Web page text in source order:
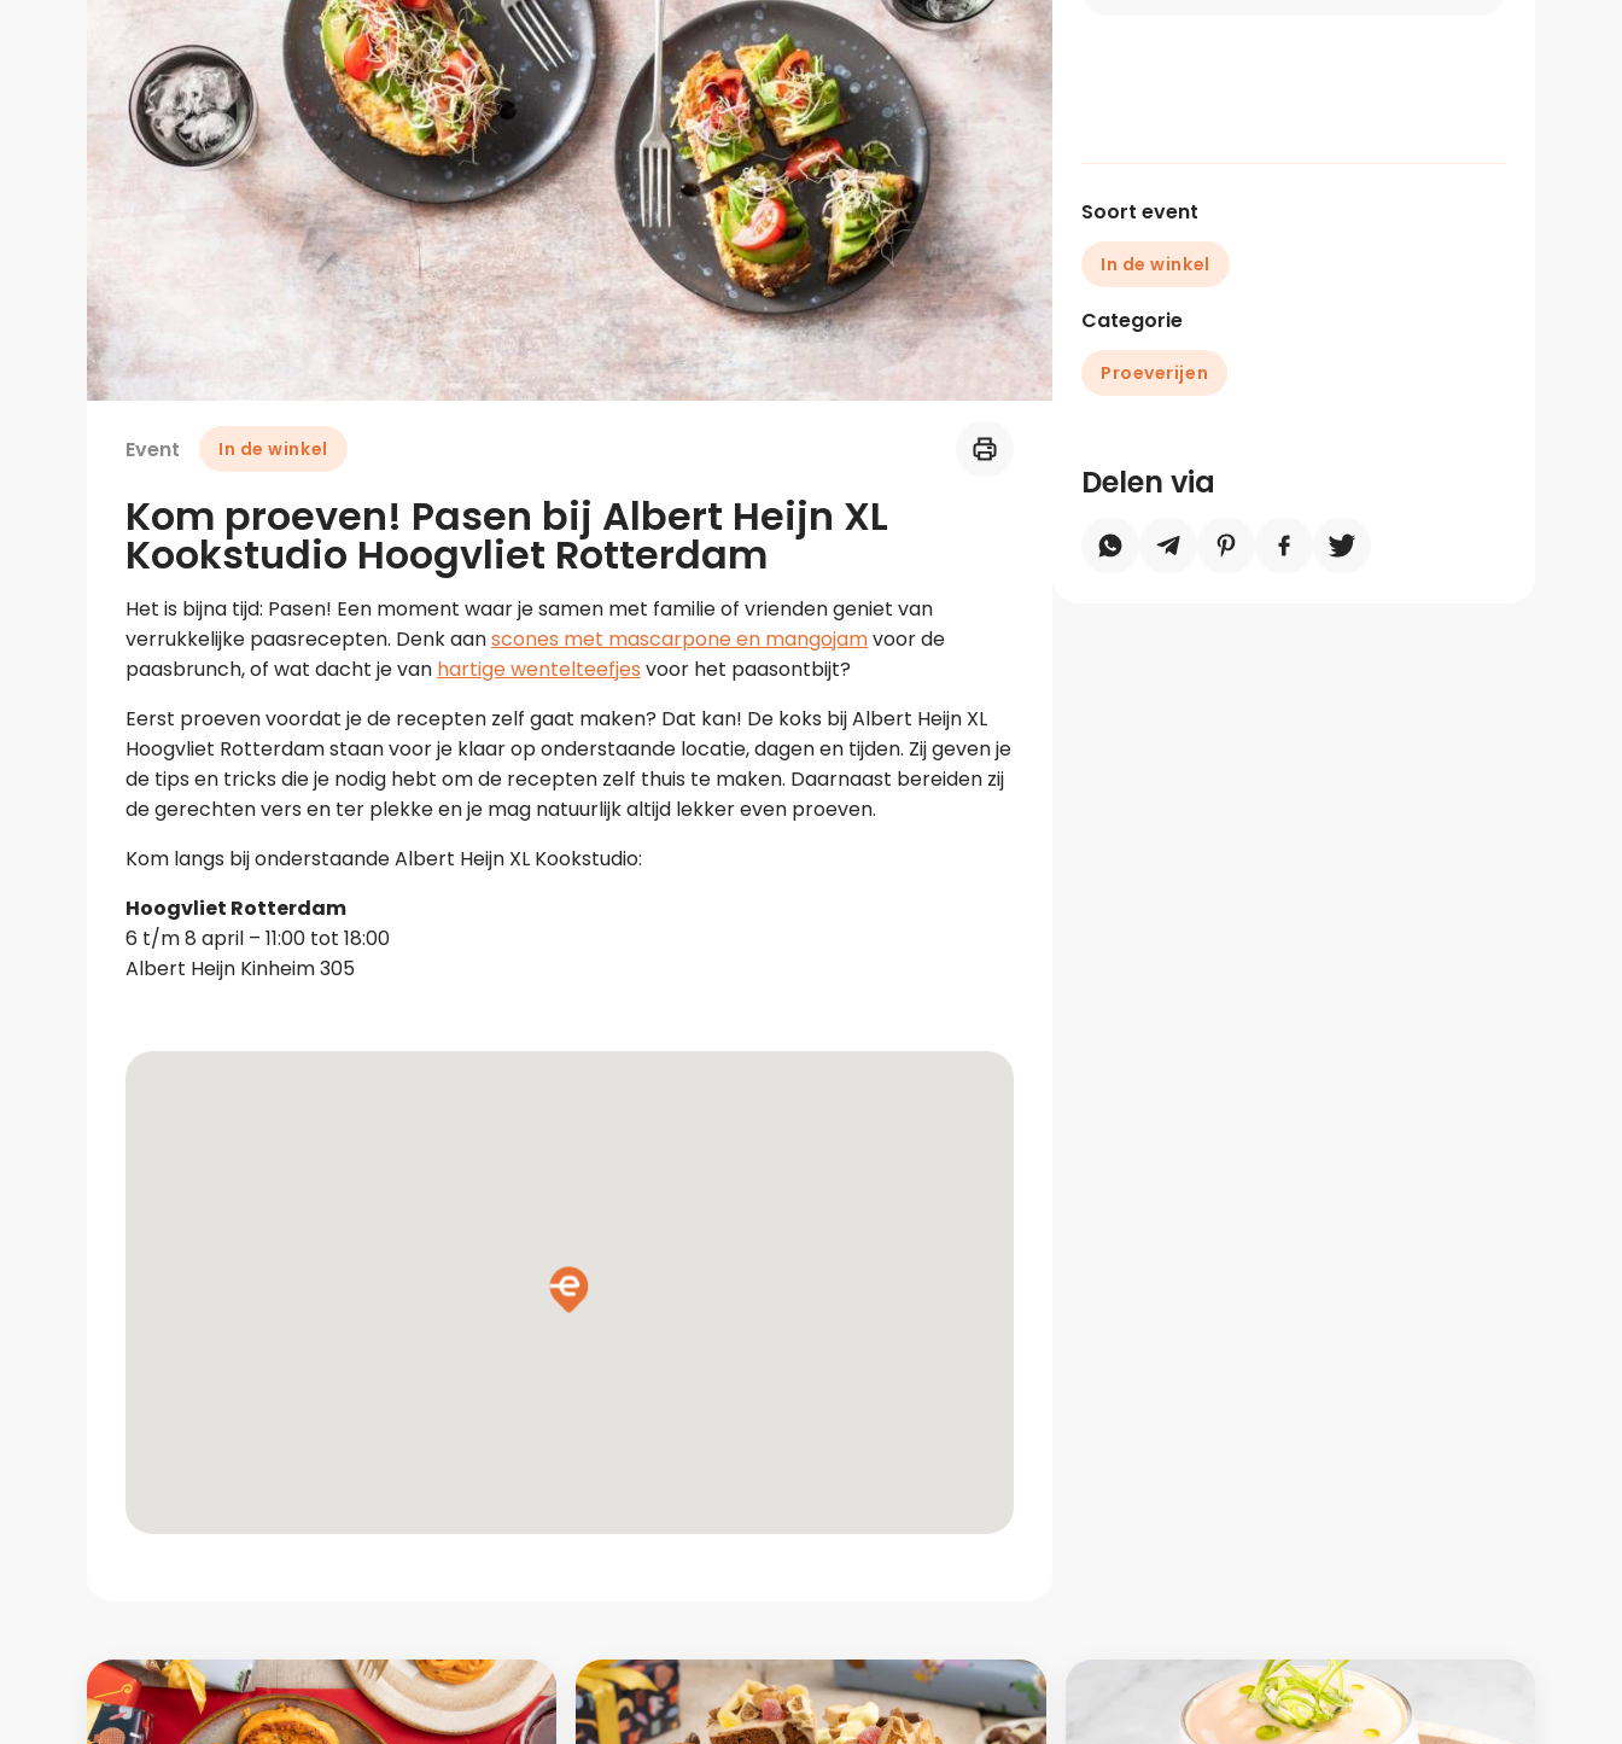
Midden-Oosters
Kooktips & blogs
Leer koken als een chef
Kooktips & blogs
Event In de winkel
Kom proeven! Pasen bij Albert Heijn XL
Kookstudio Hoogvliet Rotterdam
Het is bijna tijd: Pasen! Een moment waar je samen met familie of vrienden geniet van
verrukkelijke paasrecepten. Denk aanscones met mascarpone en mangojamvoor de
paasbrunch, of wat dacht je van hartige wentelteefjes voor het paasontbijt?
Eerst proeven voordat je de recepten zelf gaat maken? Dat kan! De koks bij Albert Heijn XL
Hoogvliet Rotterdam staan voor je klaar op onderstaande locatie, dagen en tijden. Zij geven je
de tips en tricks die je nodig hebt om de recepten zelf thuis te maken. Daarnaast bereiden zij
de gerechten vers en ter plekke en je mag natuurlijk altijd lekker even proeven.
Kom langs bij onderstaande Albert Heijn XL Kookstudio:
Hoogvliet Rotterdam
6 t/m 8 april – 11:00 tot 18:00
Albert Heijn Kinheim 305
Soort event
In de winkel
Categorie
Proeverijen
Delen via